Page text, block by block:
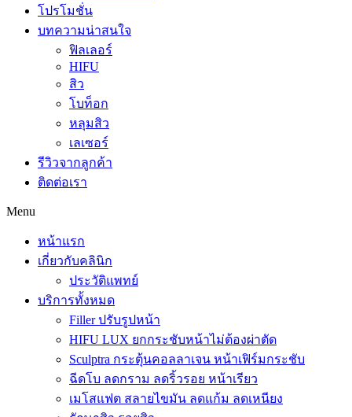
โปรโมชั่น
บทความน่าสนใจ
ฟิลเลอร์
HIFU
สิว
โบท็อก
หลุมสิว
เลเซอร์
รีวิวจากลูกค้า
ติดต่อเรา
Menu
หน้าแรก
เกี่ยวกับคลินิก
ประวัติแพทย์
บริการทั้งหมด
Filler ปรับรูปหน้า
HIFU LUX ยกกระชับหน้าไม่ต้องผ่าตัด
Sculptra กระตุ้นคอลลาเจน หน้าเฟิร์มกระชับ
ฉีดโบ ลดกราม ลดริ้วรอย หน้าเรียว
เมโสแฟต สลายไขมัน ลดแก้ม ลดเหนียง